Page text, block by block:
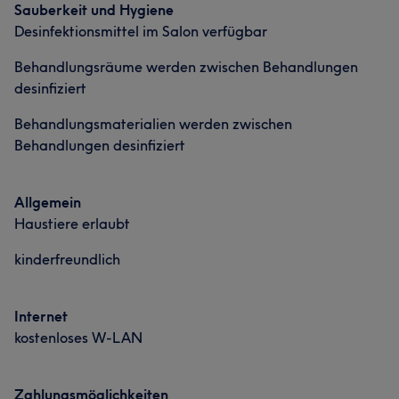
Portfolio
Sauberkeit und Hygiene
Desinfektionsmittel im Salon verfügbar
Behandlungsräume werden zwischen Behandlungen
desinfiziert
Behandlungsmaterialien werden zwischen
Behandlungen desinfiziert
Allgemein
Haustiere erlaubt
kinderfreundlich
Internet
kostenloses W-LAN
Zahlungsmöglichkeiten